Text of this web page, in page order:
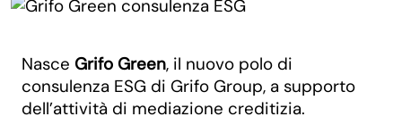
Nasce Grifo Green, il nuovo polo di
consulenza ESG di Grifo Group, a supporto
dell’attività di mediazione creditizia.